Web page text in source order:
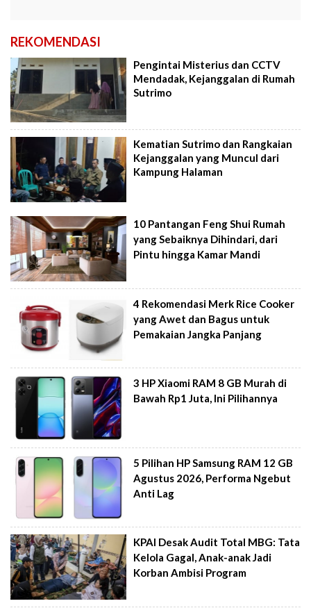
REKOMENDASI
Pengintai Misterius dan CCTV
Mendadak, Kejanggalan di Rumah
Sutrimo
Kematian Sutrimo dan Rangkaian
Kejanggalan yang Muncul dari
Kampung Halaman
10 Pantangan Feng Shui Rumah
yang Sebaiknya Dihindari, dari
Pintu hingga Kamar Mandi
4 Rekomendasi Merk Rice Cooker
yang Awet dan Bagus untuk
Pemakaian Jangka Panjang
3 HP Xiaomi RAM 8 GB Murah di
Bawah Rp1 Juta, Ini Pilihannya
5 Pilihan HP Samsung RAM 12 GB
Agustus 2026, Performa Ngebut
Anti Lag
KPAI Desak Audit Total MBG: Tata
Kelola Gagal, Anak-anak Jadi
Korban Ambisi Program